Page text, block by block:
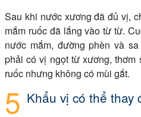
Sau khi nước xương đã đủ vị,
mắm ruốc đã lắng vào từ từ.
nước mắm, đường phèn và
phải có vị ngọt từ xương, thơm
ruốc nhưng không có mùi gắt.
Khẩu vị có thể thay